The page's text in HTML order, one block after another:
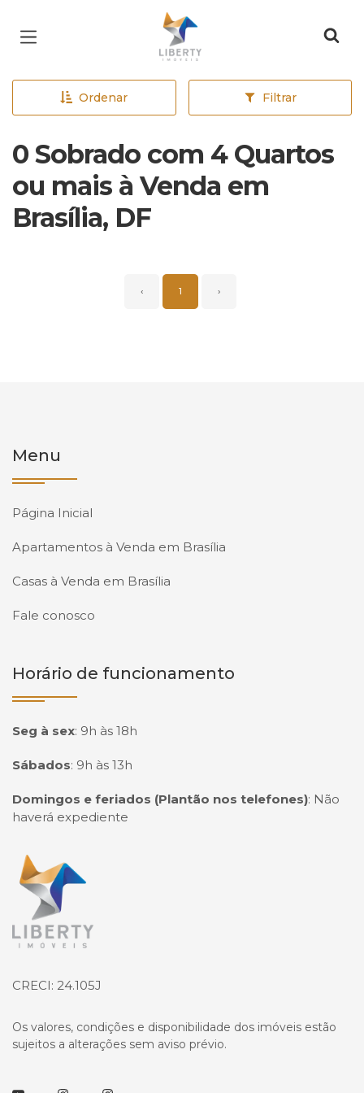
Página inicial
Ordenar Filtrar
0 Sobrado com 4 Quartos
ou mais à Venda em
Brasília, DF
‹ 1 ›
Menu
Página Inicial
Apartamentos à Venda em Brasília
Casas à Venda em Brasília
Fale conosco
Horário de funcionamento
Seg à sex: 9h às 18h
Sábados: 9h às 13h
Domingos e feriados (Plantão nos telefones): Não
haverá expediente
Página inicial
CRECI: 24.105J
Os valores, condições e disponibilidade dos imóveis estão
sujeitos a alterações sem aviso prévio.